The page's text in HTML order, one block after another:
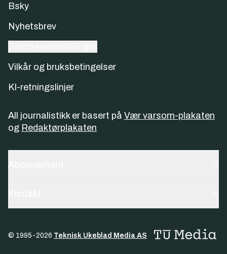
Bsky
Nyhetsbrev
Vilkår og bruksbetingelser
KI-retningslinjer
All journalistikk er basert på Vær varsom-plakaten
og Redaktørplakaten
© 1995-2026 Teknisk Ukeblad Media AS